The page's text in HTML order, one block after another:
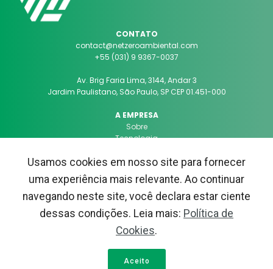
CONTATO
contact@netzeroambiental.com
+55 (031) 9 9367-0037
Av. Brig Faria Lima, 3144, Andar 3
Jardim Paulistano, São Paulo, SP CEP 01.451-000
A EMPRESA
Sobre
Tecnologia
Contato
SAIBA MAIS
Destaques
FAQ
© 2026 NetZero Ambiental - Todos os direitos reservados. |
Usamos cookies em nosso site para fornecer
uma experiência mais relevante. Ao continuar
navegando neste site, você declara estar ciente
dessas condições. Leia mais: Política de
Cookies.
Aceito